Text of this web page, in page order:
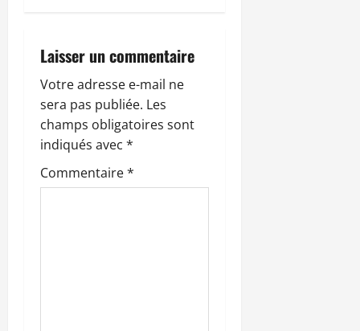
o
n
d
’
a
Laisser un commentaire
Votre adresse e-mail ne
sera pas publiée. Les
champs obligatoires sont
indiqués avec *
Commentaire*